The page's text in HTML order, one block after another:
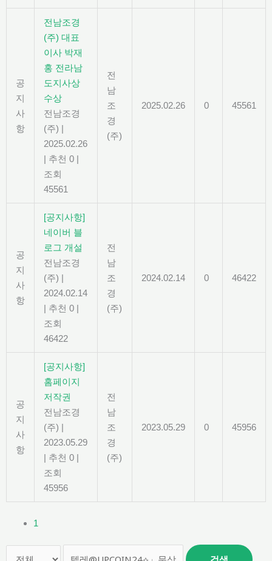
공
지
사
항
전남조경
(주) 대표
이사 박재
홍 전라남
도지사상
수상
전남조경
(주) |
2025.02.26
| 추천 0 |
조회
45561
전
남
조
경
(주)
2025.02.26 0 45561
공
지
사
항
[공지사항]
네이버 블
로그 개설
전남조경
(주) |
2024.02.14
| 추천 0 |
조회
46422
전
남
조
경
(주)
2024.02.14 0 46422
공
지
사
항
[공지사항]
홈페이지
저작권
전남조경
(주) |
2023.05.29
| 추천 0 |
조회
45956
전
남
조
경
(주)
2023.05.29 0 45956
1